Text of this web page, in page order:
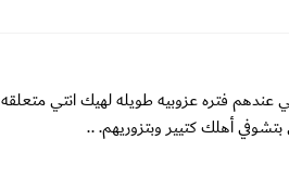
فتره عزوبيه طويله لهيك انتي متعلقه
أهلك كتيير وبتزوريهم. ..